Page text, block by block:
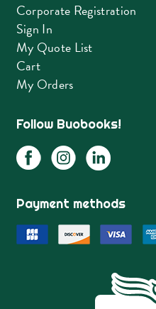
Corporate Registration
Sign In
My Quote List
Cart
My Orders
Follow Buobooks!
Payment methods